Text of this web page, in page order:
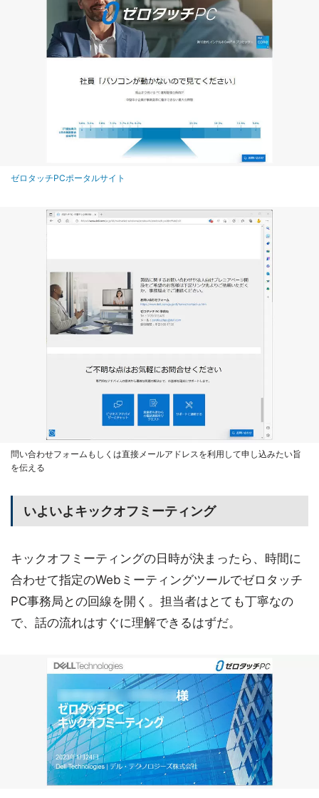
ゼロタッチPCポータルサイト
問い合わせフォームもしくは直接メールアドレスを利用して申し込みたい旨
を伝える
いよいよキックオフミーティング
キックオフミーティングの日時が決まったら、時間に
合わせて指定のWebミーティングツールでゼロタッチ
PC事務局との回線を開く。担当者はとても丁寧なの
で、話の流れはすぐに理解できるはずだ。